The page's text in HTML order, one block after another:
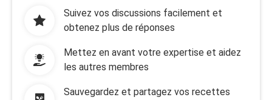
Suivez vos discussions facilement et
obtenez plus de réponses
Mettez en avant votre expertise et aidez
les autres membres
Sauvegardez et partagez vos recettes